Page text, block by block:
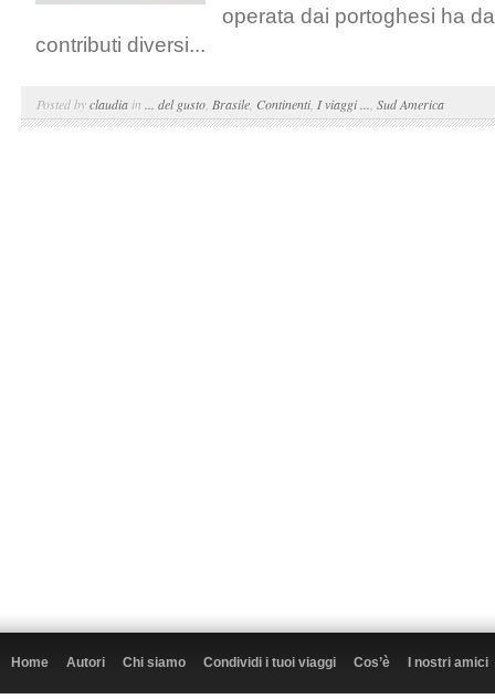
operata dai portoghesi ha
contributi diversi...
Posted byclaudia in ... del gusto Brasile Continenti, I viaggi ... Sud America
Home Autori Chi siamo Condividi i tuoi viaggi Cos’è I nostri amici